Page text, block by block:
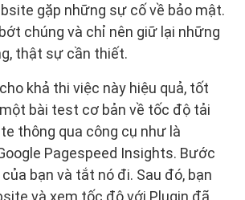
gặp những sự cố về bảo mật.
chúng và chỉ nên giữ lại những
thật sự cần thiết.
khả thi việc này hiệu quả, tốt
bài test cơ bản về tốc độ tải
thông qua công cụ như là
Pagespeed Insights. Bước
bạn và tắt nó đi. Sau đó, bạn
và xem tốc độ với Plugin đã